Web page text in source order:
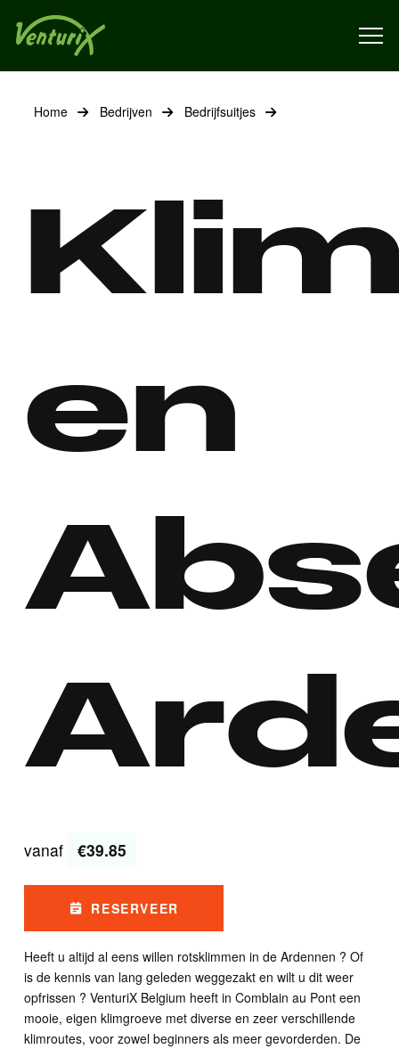
Home Bedrijven Bedrijfsuitjes
en
vanaf €39.85
RESERVEER
Heeft u altijd al eens willen rotsklimmen in de Ardennen ? Of
is de kennis van lang geleden weggezakt en wilt u dit weer
opfrissen ? VenturiX Belgium heeft in Comblain au Pont een
mooie, eigen klimgroeve met diverse en zeer verschillende
klimroutes, voor zowel beginners als meer gevorderden. De